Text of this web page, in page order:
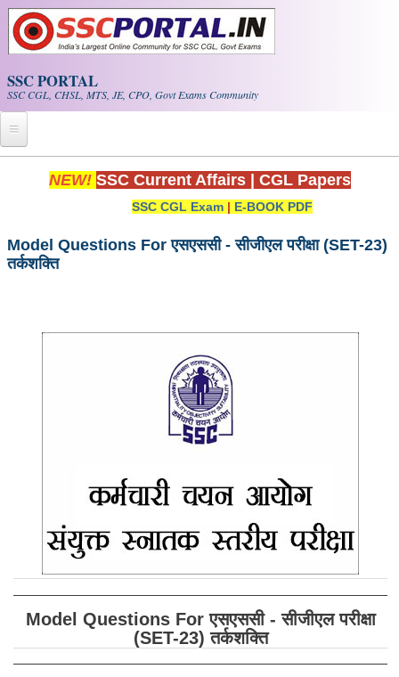
Skip to main content
SSC PORTAL
SSC CGL, CHSL, MTS, JE, CPO, Govt Exams Community
Home
Exam Calendar
SSC CGL Tier-1 PDF NOTES
SSC CGL (Tier-1) हिन्दी PDF Notes
SSC CGL Tier-2 Notes
SSC Junior Engineer Notes
EBOOKS
SSC CGL PDF Ebooks
NEW! SSC Current Affairs CGL Papers
SSC CGL Exam | E-BOOK PDF
Model Questions For एसएससी - सीजीएल परीक्षा (SET-23)
तर्कशक्ति
Model Questions For एसएससी - सीजीएल परीक्षा
(SET-23) तर्कशक्ति